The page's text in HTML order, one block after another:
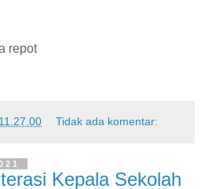
repot
11.27.00 Tidak ada komentar:
Kepala Sekolah